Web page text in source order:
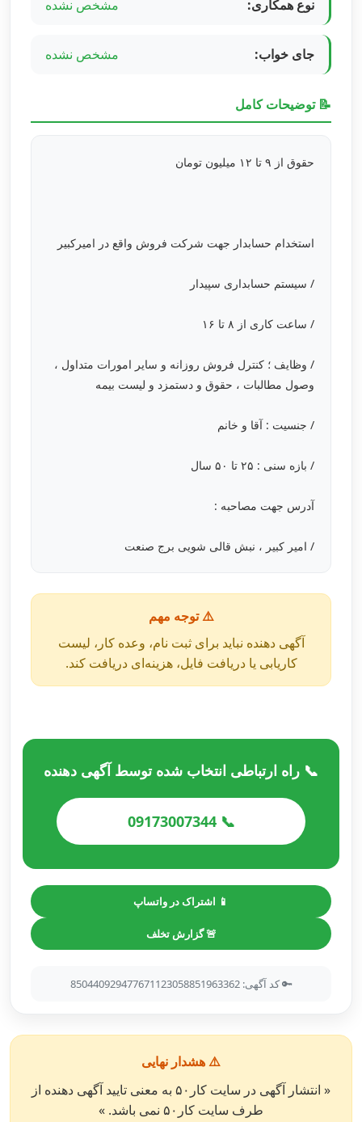
نوع همکاری: مشخص نشده
جای خواب: مشخص نشده
📝 توضیحات کامل
حقوق از ۹ تا ۱۲ میلیون تومان
استخدام حسابدار جهت شرکت فروش واقع در امیرکبیر
/ سیستم حسابداری سپیدار
/ ساعت کاری از ۸ تا ۱۶
/ وظایف ؛ کنترل فروش روزانه و سایر امورات متداول ،
وصول مطالبات ، حقوق و دستمزد و لیست بیمه
/ جنسیت : آقا و خانم
/ بازه سنی : ۲۵ تا ۵۰ سال
آدرس جهت مصاحبه :
/ امیر کبیر ، نبش قالی شویی برج صنعت
⚠️ توجه مهم
آگهی دهنده نباید برای ثبت نام، وعده کار، لیست
کاریابی یا دریافت فایل، هزینه‌ای دریافت کند.
📞 راه ارتباطی انتخاب شده توسط آگهی دهنده
📞 09173007344
📱 اشتراک در واتساپ
🚨 گزارش تخلف
🔑 کد آگهی: 850440929477671123058851963362
⚠️ هشدار نهایی
« انتشار آگهی در سایت کار۵۰ به معنی تایید آگهی دهنده از
طرف سایت کار۵۰ نمی باشد. »